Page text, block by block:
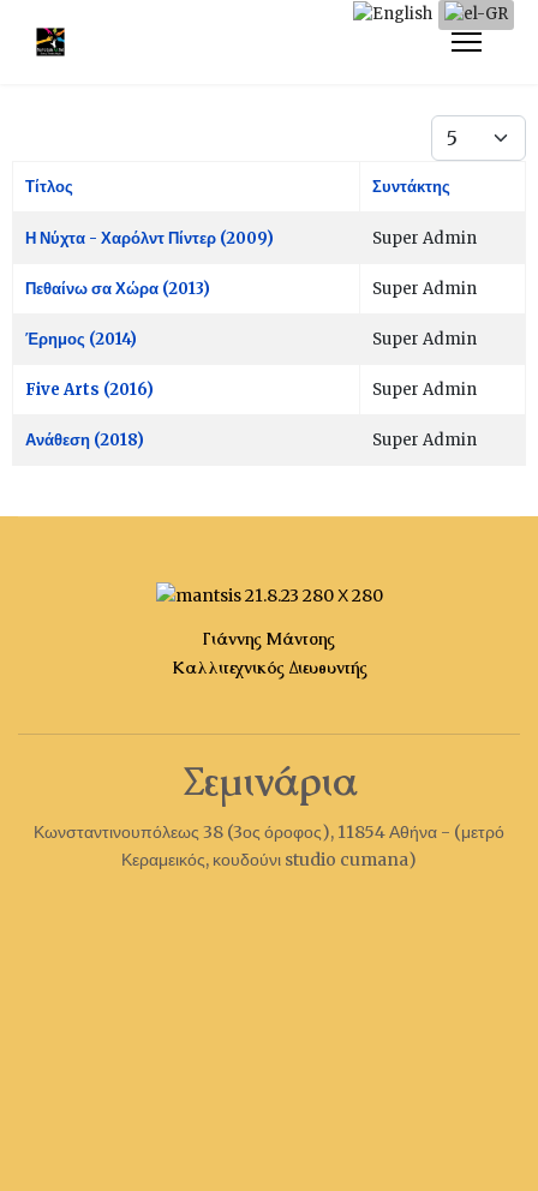
Εμφάνιση #
Τίτλος Συντάκτης
Η Νύχτα - Χαρόλντ Πίντερ (2009) Super Admin
Πεθαίνω σα Χώρα (2013) Super Admin
Έρημος (2014) Super Admin
Five Arts (2016) Super Admin
Ανάθεση (2018) Super Admin
Γιάννης Μάντσης
Καλλιτεχνικός Διευθυντής
Σεμινάρια
Κωνσταντινουπόλεως 38 (3ος όροφος), 11854 Αθήνα - (μετρό
Κεραμεικός, κουδούνι studio cumana)